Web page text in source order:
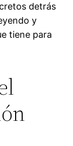
detrás
y
tiene para